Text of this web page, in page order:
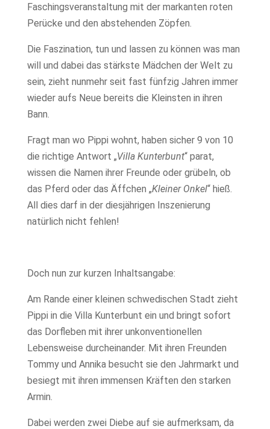
Faschingsveranstaltung mit der markanten roten
Perücke und den abstehenden Zöpfen.
Die Faszination, tun und lassen zu können was man
will und dabei das stärkste Mädchen der Welt zu
sein, zieht nunmehr seit fast fünfzig Jahren immer
wieder aufs Neue bereits die Kleinsten in ihren
Bann.
Fragt man wo Pippi wohnt, haben sicher 9 von 10
die richtige Antwort „Villa Kunterbunt“ parat,
wissen die Namen ihrer Freunde oder grübeln, ob
das Pferd oder das Äffchen „Kleiner Onkel“ hieß.
All dies darf in der diesjährigen Inszenierung
natürlich nicht fehlen!
Doch nun zur kurzen Inhaltsangabe:
Am Rande einer kleinen schwedischen Stadt zieht
Pippi in die Villa Kunterbunt ein und bringt sofort
das Dorfleben mit ihrer unkonventionellen
Lebensweise durcheinander. Mit ihren Freunden
Tommy und Annika besucht sie den Jahrmarkt und
besiegt mit ihren immensen Kräften den starken
Armin.
Dabei werden zwei Diebe auf sie aufmerksam, da